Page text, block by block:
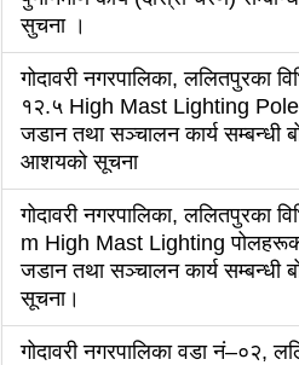
सुचना ।
गोदावरी नगरपालिका, ललितपुरका
१२.५ High Mast Lighting Pole
जडान तथा सञ्चालन कार्य सम्बन्धी
आशयको सूचना
गोदावरी नगरपालिका, ललितपुरका
m High Mast Lighting पोलहरूको
जडान तथा सञ्चालन कार्य सम्बन्धी
सूचना।
गोदावरी नगरपालिका वडा नं–०२,